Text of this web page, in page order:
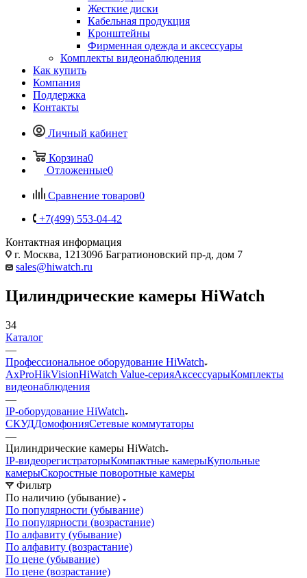
Жесткие диски
Кабельная продукция
Кронштейны
Фирменная одежда и аксессуары
Комплекты видеонаблюдения
Как купить
Компания
Поддержка
Контакты
Личный кабинет
Корзина0
Отложенные0
Сравнение товаров0
+7(499) 553-04-42
Контактная информация
г. Москва, 121309б Багратионовский пр-д, дом 7
sales@hiwatch.ru
Цилиндрические камеры HiWatch
34
Каталог
—
Профессиональное оборудование HiWatch
AxProHikVisionHiWatch Value-серияАксессуарыКомплекты
видеонаблюдения
—
IP-оборудование HiWatch
CКУДДомофонияСетевые коммутаторы
—
Цилиндрические камеры HiWatch
IP-видеорегистраторыКомпактные камерыКупольные
камерыСкоростные поворотные камеры
Фильтр
По наличию (убывание)
По популярности (убывание)
По популярности (возрастание)
По алфавиту (убывание)
По алфавиту (возрастание)
По цене (убывание)
По цене (возрастание)